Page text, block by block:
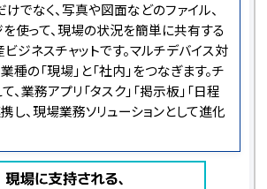
でなく、写真や図面などのファイル、
を使って、現場の状況を簡単に共有する
ジネスチャットです。マルチデバイス対
種の「現場」と「社内」をつなぎます。チ
、業務アプリ「タスク」「掲示板」「日程
し、現場業務ソリューションとして進化